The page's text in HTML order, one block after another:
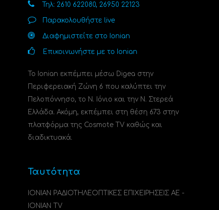
Τηλ: 2610 622080, 26950 22123
Παρακολουθήστε live
Διαφημιστείτε στο Ionian
Επικοινωνήστε με το Ionian
Το Ionian εκπέμπει μέσω Digea στην
Περιφερειακή Ζώνη 6 που καλύπτει την
Πελοπόννησο, το N. Ιόνιο και την Ν. Στερεά
Ελλάδα. Ακόμη, εκπέμπει στη θέση 673 στην
πλατφόρμα της Cosmote TV καθώς και
διαδικτυακά.
Ταυτότητα
ΙΟΝΙΑΝ ΡΑΔΙΟΤΗΛΕΟΠΤΙΚΕΣ ΕΠΙΧΕΙΡΗΣΕΙΣ ΑΕ -
IONIAN TV